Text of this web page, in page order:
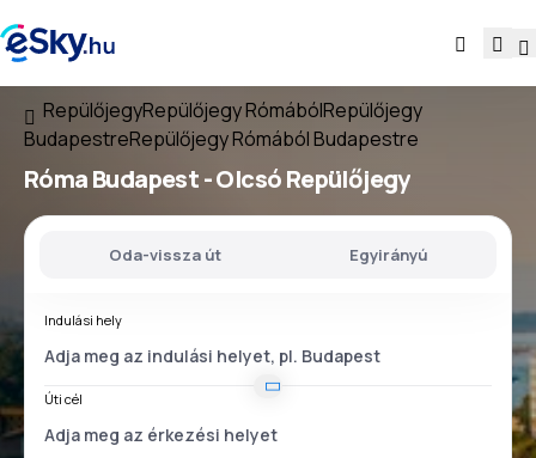
RepülőjegyRepülőjegy RómábólRepülőjegy
BudapestreRepülőjegy Rómából Budapestre
Róma Budapest- Olcsó Repülőjegy
Oda-vissza út Egyirányú
Indulási hely
Úti cél